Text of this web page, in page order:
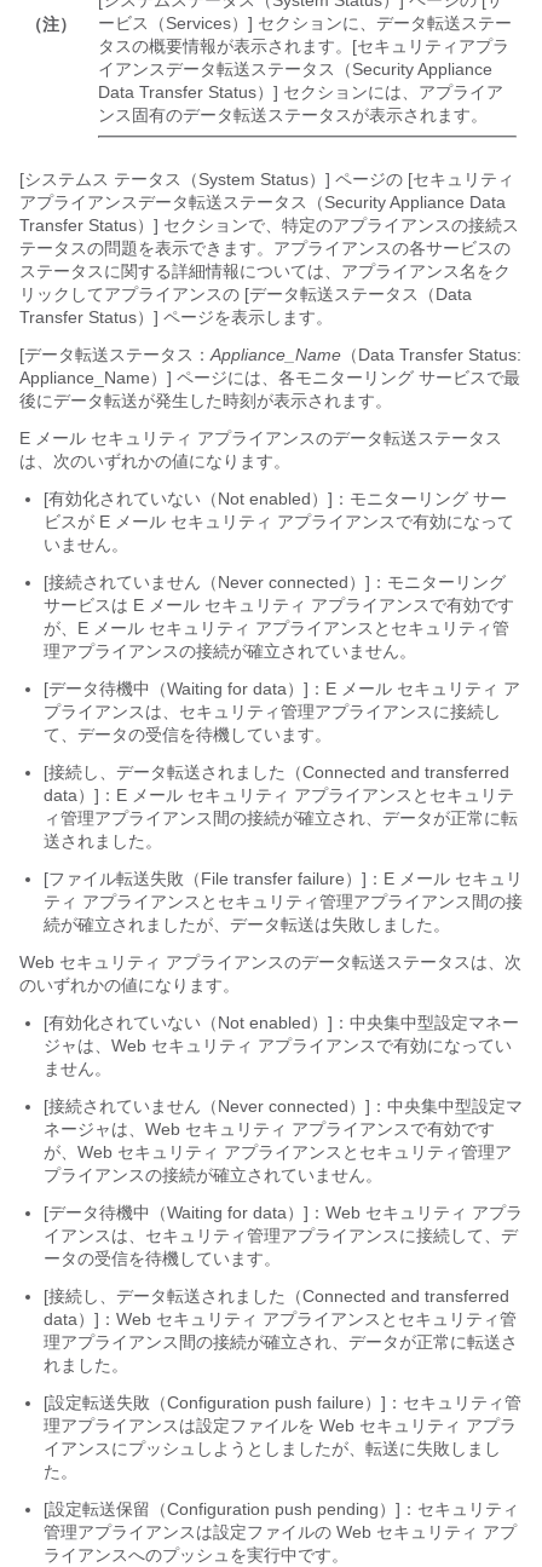
（注）
ービス（Services）] セクションに、データ転送ステー
タスの概要情報が表示されます。[セキュリティアプラ
イアンスデータ転送ステータス（Security Appliance
Data Transfer Status）] セクションには、アプライア
ンス固有のデータ転送ステータスが表示されます。
[システムス テータス（System Status）] ページの [セキュリティ
アプライアンスデータ転送ステータス（Security Appliance Data
Transfer Status）] セクションで、特定のアプライアンスの接続ス
テータスの問題を表示できます。アプライアンスの各サービスの
ステータスに関する詳細情報については、アプライアンス名をク
リックしてアプライアンスの [データ転送ステータス（Data
Transfer Status）] ページを表示します。
[データ転送ステータス： Appliance_Name （Data Transfer Status:
Appliance_Name）] ページには、各モニターリング サービスで最
後にデータ転送が発生した時刻が表示されます。
E メール セキュリティ アプライアンスのデータ転送ステータス
は、次のいずれかの値になります。
[有効化されていない（Not enabled）]：モニターリング サー
ビスが E メール セキュリティ アプライアンスで有効になって
いません。
[接続されていません（Never connected）]：モニターリング
サービスは E メール セキュリティ アプライアンスで有効です
が、E メール セキュリティ アプライアンスとセキュリティ管
理アプライアンスの接続が確立されていません。
[データ待機中（Waiting for data）]：E メール セキュリティ ア
プライアンスは、セキュリティ管理アプライアンスに接続し
て、データの受信を待機しています。
[接続し、データ転送されました（Connected and transferred
data）]：E メール セキュリティ アプライアンスとセキュリテ
ィ管理アプライアンス間の接続が確立され、データが正常に転
送されました。
[ファイル転送失敗（File transfer failure）]：E メール セキュリ
ティ アプライアンスとセキュリティ管理アプライアンス間の接
続が確立されましたが、データ転送は失敗しました。
Web セキュリティ アプライアンスのデータ転送ステータスは、次
のいずれかの値になります。
[有効化されていない（Not enabled）]：中央集中型設定マネー
ジャは、Web セキュリティ アプライアンスで有効になってい
ません。
[接続されていません（Never connected）]：中央集中型設定マ
ネージャは、Web セキュリティ アプライアンスで有効です
が、Web セキュリティ アプライアンスとセキュリティ管理ア
プライアンスの接続が確立されていません。
[データ待機中（Waiting for data）]：Web セキュリティ アプラ
イアンスは、セキュリティ管理アプライアンスに接続して、デ
ータの受信を待機しています。
[接続し、データ転送されました（Connected and transferred
data）]：Web セキュリティ アプライアンスとセキュリティ管
理アプライアンス間の接続が確立され、データが正常に転送さ
れました。
[設定転送失敗（Configuration push failure）]：セキュリティ管
理アプライアンスは設定ファイルを Web セキュリティ アプラ
イアンスにプッシュしようとしましたが、転送に失敗しまし
た。
[設定転送保留（Configuration push pending）]：セキュリティ
管理アプライアンスは設定ファイルの Web セキュリティ アプ
ライアンスへのプッシュを実行中です。